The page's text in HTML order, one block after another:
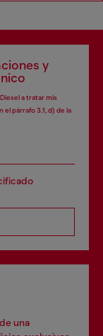
y
a tratar mis
el párrafo 3.1, d) de la
una